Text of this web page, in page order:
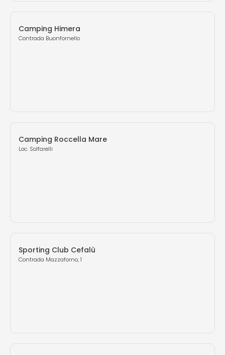
Camping Himera
Contrada Buonfornello
Camping Roccella Mare
Loc. Solfarelli
Sporting Club Cefalù
Contrada Mazzaforno, 1